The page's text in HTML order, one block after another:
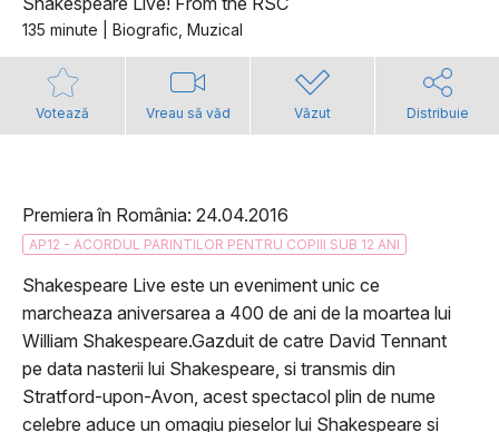
135 minute | Biografic, Muzical
Votează Vreau să văd Văzut Distribuie
Premiera în România: 24.04.2016
AP12 - ACORDUL PARINTILOR PENTRU COPIII SUB 12 ANI
Shakespeare Live este un eveniment unic ce
marcheaza aniversarea a 400 de ani de la moartea lui
William Shakespeare.Gazduit de catre David Tennant
pe data nasterii lui Shakespeare, si transmis din
Stratford-upon-Avon, acest spectacol plin de nume
celebre aduce un omagiu pieselor lui Shakespeare si